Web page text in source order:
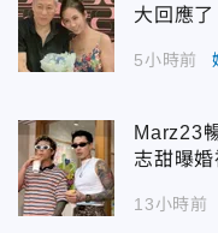
大回應了
5小時前
Marz23
志甜曝
13小時前